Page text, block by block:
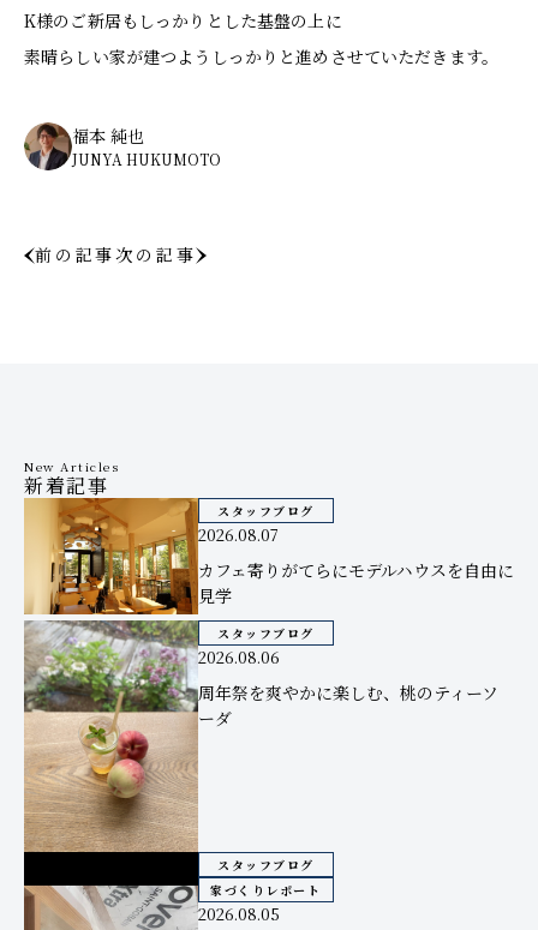
K様のご新居もしっかりとした基盤の上に
素晴らしい家が建つようしっかりと進めさせていただきます。
福本 純也
JUNYA HUKUMOTO
前の記事次の記事
New Articles
新着記事
スタッフブログ
2026.08.07
カフェ寄りがてらにモデルハウスを自由に
見学
スタッフブログ
2026.08.06
周年祭を爽やかに楽しむ、桃のティーソ
ーダ
スタッフブログ
家づくりレポート
2026.08.05